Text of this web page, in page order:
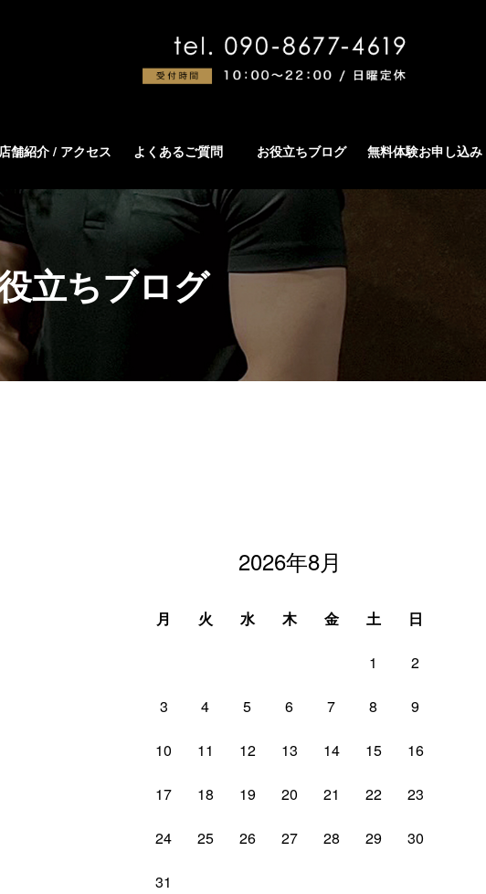
店舗紹介 / アクセス よくあるご質問 お役立ちブログ 無料体験お申し込み
立ちブログ
2026年8月
月 火 水 木 金 土 日
1 2
3 4 5 6 7 8 9
10 11 12 13 14 15 16
17 18 19 20 21 22 23
24 25 26 27 28 29 30
31